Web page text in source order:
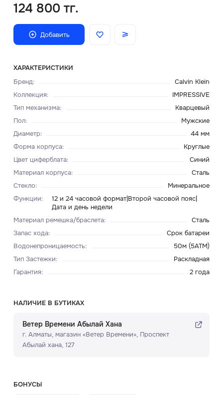
124 800 тг.
Добавить
ХАРАКТЕРИСТИКИ
Бренд:
Calvin Klein
Коллекция:
IMPRESSIVE
Тип механизма:
Кварцевый
Пол:
Мужские
Диаметр:
44 мм
Форма корпуса:
Круглые
Цвет циферблата:
Синий
Материал корпуса:
Сталь
Стекло:
Минеральное
Функции:
12 и 24 часовой формат|Второй часовой пояс|
Дата и день недели
Материал ремешка/браслета:
Сталь
Запас хода:
Срок батареи
Водонепроницаемость:
50м (5ATM)
Тип Застежки:
Раскладная
Гарантия: 2 года
НАЛИЧИЕ В БУТИКАХ
Ветер Времени Абылай Хана
г. Алматы, ​магазин «Ветер Времени»​, Проспект
Абылай хана, 127
БОНУСЫ